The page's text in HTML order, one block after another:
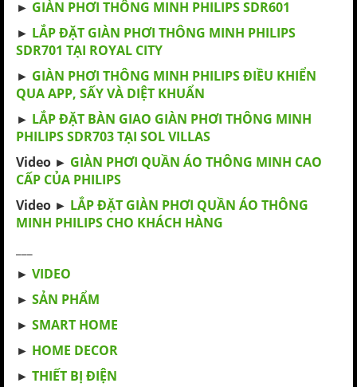
► GIÀN PHƠI THÔNG MINH PHILIPS SDR601
► LẮP ĐẶT GIÀN PHƠI THÔNG MINH PHILIPS
SDR701 TẠI ROYAL CITY
► GIÀN PHƠI THÔNG MINH PHILIPS ĐIỀU KHIỂN
QUA APP, SẤY VÀ DIỆT KHUẨN
► LẮP ĐẶT BÀN GIAO GIÀN PHƠI THÔNG MINH
PHILIPS SDR703 TẠI SOL VILLAS
Video ► GIÀN PHƠI QUẦN ÁO THÔNG MINH CAO
CẤP CỦA PHILIPS
Video ► LẮP ĐẶT GIÀN PHƠI QUẦN ÁO THÔNG
MINH PHILIPS CHO KHÁCH HÀNG
► VIDEO
► SẢN PHẨM
► SMART HOME
► HOME DECOR
► THIẾT BỊ ĐIỆN